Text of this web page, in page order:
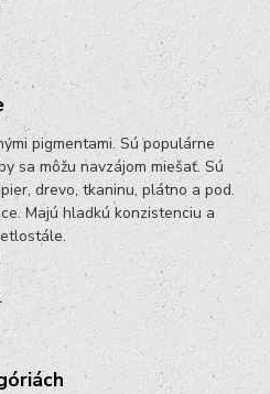
pigmentami. Sú populárne
sa môžu navzájom miešať. Sú
drevo, tkaninu, plátno a pod.
Majú hladkú konzistenciu a